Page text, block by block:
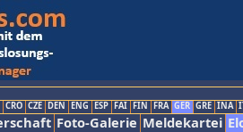
CRO CZE DEN ENG ESP FAI FIN FRA GER GRE INA
Foto-Galerie Meldekartei